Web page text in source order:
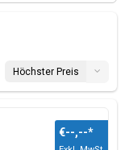
Höchster Preis
€--,--*